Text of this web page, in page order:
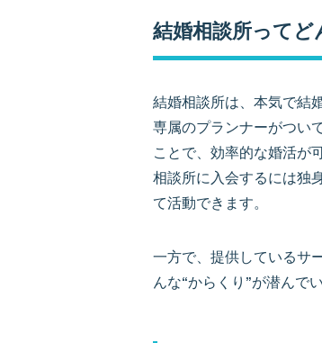
結婚相談所って
結婚相談所は、本気で結
専属のプランナーがつい
ことで、効率的な婚活が
相談所に入会するには独
て活動できます。
一方で、提供しているサ
んな“からくり”が潜んで